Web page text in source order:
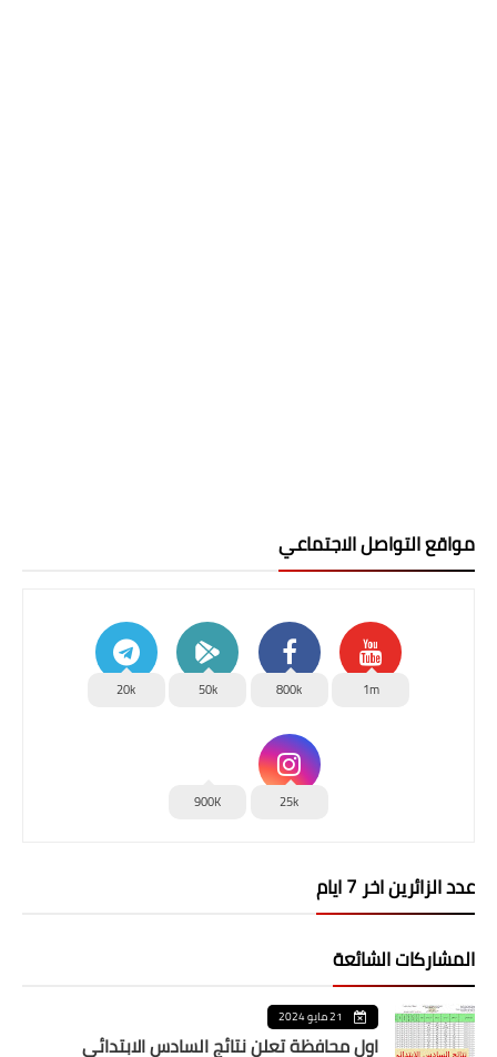
مواقع التواصل الاجتماعي
1m
800k
50k
20k
25k
900K
عدد الزائرين اخر 7 ايام
المشاركات الشائعة
21 مايو 2024
اول محافظة تعلن نتائج السادس الابتدائي